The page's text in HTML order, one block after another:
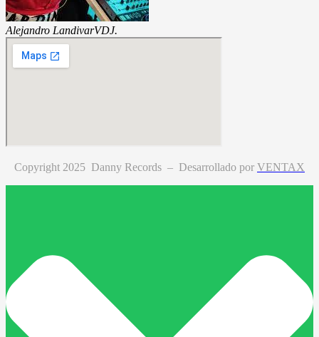
Alejandro LandivarVDJ.
Copyright 2025 Danny Records – Desarrollado por VENTAX